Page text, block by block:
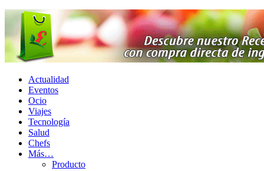
Actualidad
Eventos
Ocio
Viajes
Tecnología
Salud
Chefs
Más…
Producto